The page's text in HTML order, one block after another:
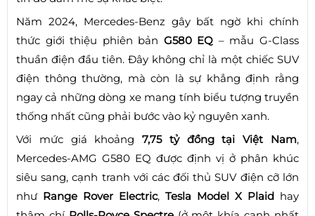
Năm 2024, Mercedes-Benz gây bất ngờ khi chính
thức giới thiệu phiên bản G580 EQ – mẫu G-Class
thuần điện đầu tiên. Đây không chỉ là một chiếc SUV
điện thông thường, mà còn là sự khẳng định rằng
ngay cả những dòng xe mang tính biểu tượng truyền
thống nhất cũng phải bước vào kỷ nguyên xanh.
Với mức giá khoảng7,75 tỷ đồng tại Việt Nam,
Mercedes-AMG G580 EQ được định vị ở phân khúc
siêu sang, cạnh tranh với các đối thủ SUV điện cỡ lớn
như Range Rover Electric, Tesla Model X Plaid hay